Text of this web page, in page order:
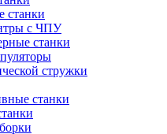
станки
с ЧПУ
станки
стружки
станки